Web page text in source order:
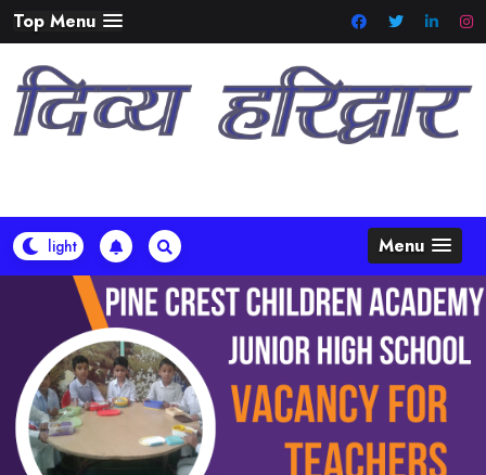
Skip
to
content
Top Menu
Menu